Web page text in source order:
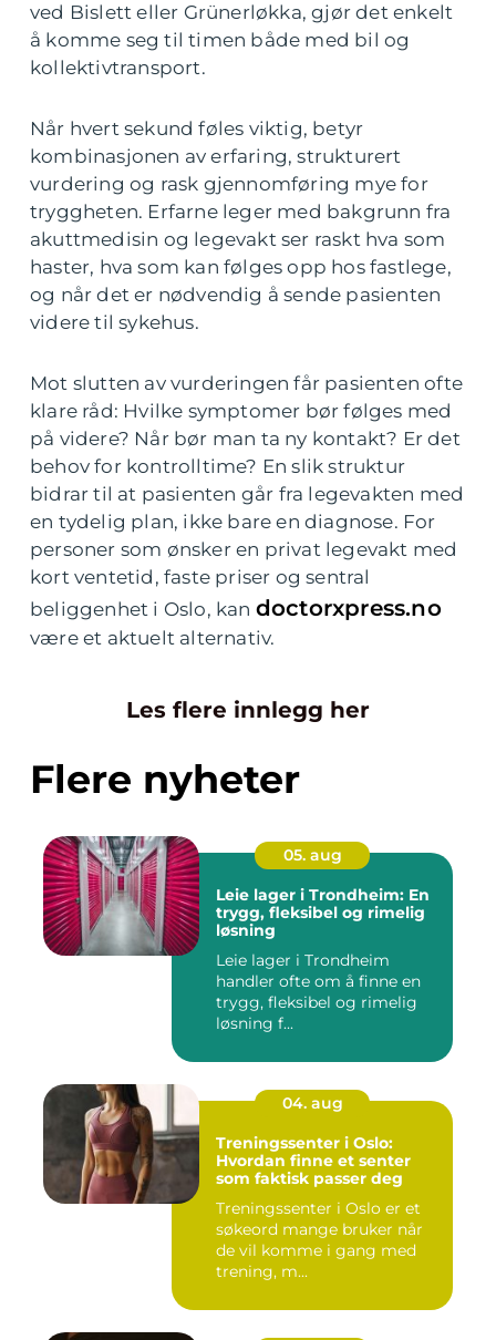
ved Bislett eller Grünerløkka, gjør det enkelt
å komme seg til timen både med bil og
kollektivtransport.
Når hvert sekund føles viktig, betyr
kombinasjonen av erfaring, strukturert
vurdering og rask gjennomføring mye for
tryggheten. Erfarne leger med bakgrunn fra
akuttmedisin og legevakt ser raskt hva som
haster, hva som kan følges opp hos fastlege,
og når det er nødvendig å sende pasienten
videre til sykehus.
Mot slutten av vurderingen får pasienten ofte
klare råd: Hvilke symptomer bør følges med
på videre? Når bør man ta ny kontakt? Er det
behov for kontrolltime? En slik struktur
bidrar til at pasienten går fra legevakten med
en tydelig plan, ikke bare en diagnose. For
personer som ønsker en privat legevakt med
kort ventetid, faste priser og sentral
beliggenhet i Oslo, kan doctorxpress.no
være et aktuelt alternativ.
Les flere innlegg her
Flere nyheter
05. aug
Leie lager i Trondheim: En
trygg, fleksibel og rimelig
løsning
Leie lager i Trondheim
handler ofte om å finne en
trygg, fleksibel og rimelig
løsning f...
04. aug
Treningssenter i Oslo:
Hvordan finne et senter
som faktisk passer deg
Treningssenter i Oslo er et
søkeord mange bruker når
de vil komme i gang med
trening, m...